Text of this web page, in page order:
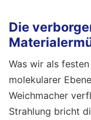
Die
Was wir als
molekularer
Weichmacher
Strahlung bricht